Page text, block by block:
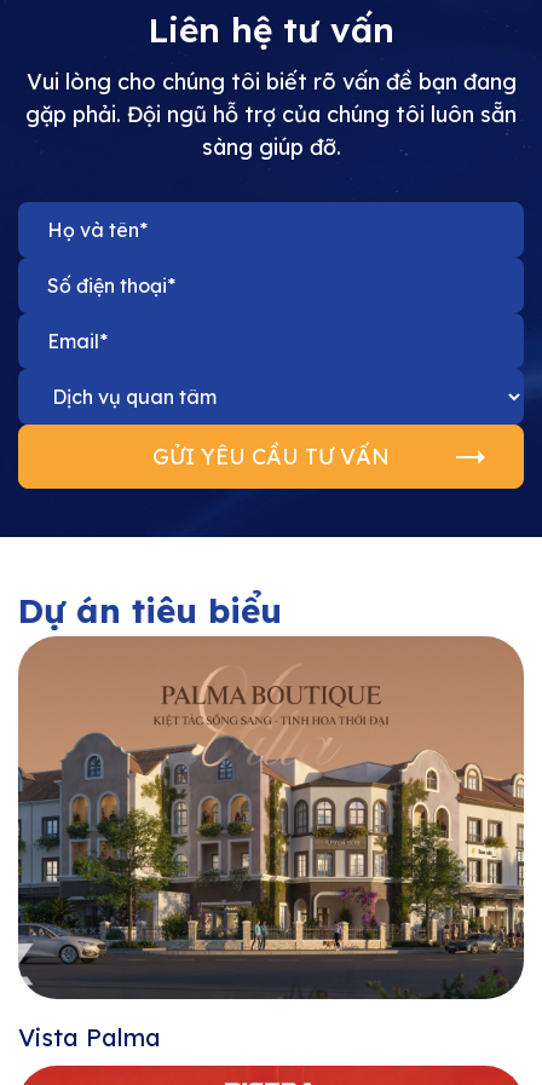
Liên hệ tư vấn
Vui lòng cho chúng tôi biết rõ vấn đề bạn đang
gặp phải. Đội ngũ hỗ trợ của chúng tôi luôn sẵn
sàng giúp đỡ.
Dự án tiêu biểu
Vista Palma